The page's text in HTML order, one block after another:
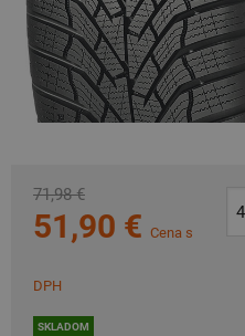
71,98 €
51,90 € Cena s
DPH
SKLADOM